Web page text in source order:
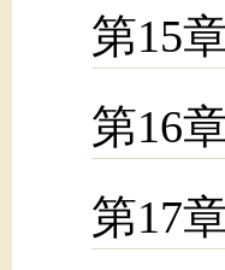
第15
第16
第17